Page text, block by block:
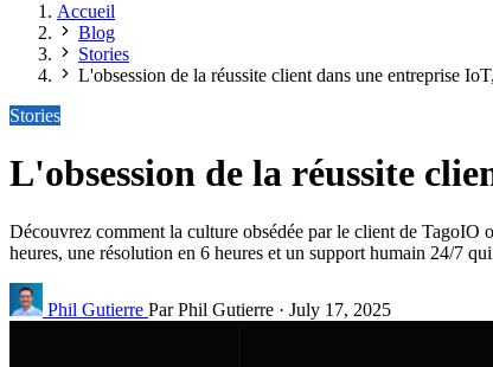
Accueil
Blog
Stories
L'obsession de la réussite client dans une entreprise
Stories
L'obsession de la réussite
Découvrez comment la culture obsédée par le client de TagoIO
heures, une résolution en 6 heures et un support humain 24/7
Phil Gutierre Par Phil Gutierre · July 17, 2025